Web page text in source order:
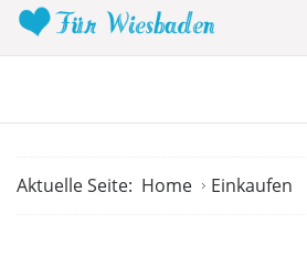
Aktuelle Seite: Home Einkaufen